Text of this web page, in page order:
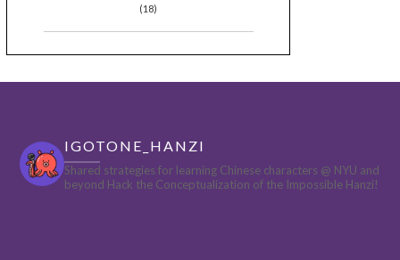
(18)
IGOTONE_HANZI
Shared strategies for learning Chinese characters @ NYU and
beyond Hack the Conceptualization of the Impossible Hanzi!